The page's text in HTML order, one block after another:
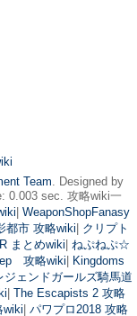
Team. Designed by
0.003 sec. 攻略wiki一
WeaponShopFanasy
都市 攻略wiki
クリプト
まとめwiki ねぷねぷ☆
攻略wiki
Kingdoms
ジェンドガールズ騎馬道
The Escapists 2 攻略
wiki パワプロ2018 攻略